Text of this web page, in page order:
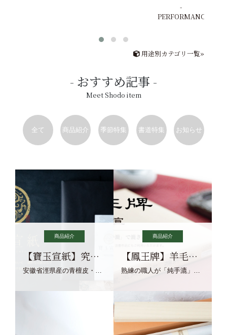
PERFORMANCE
用途別カテゴリ一覧»
おすすめ記事
Meet Shodo item
全て 商品紹介 季節特集 書道特集 お知らせ
商品紹介
【寶玉宣紙】究極の純粋な宣紙を目指す寶玉宣紙
商品紹介
【鳳王牌】羊毛筆×濃墨での揮毫に最適な宣紙系画仙紙